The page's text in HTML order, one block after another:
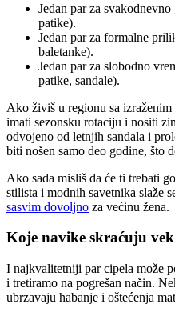
Jedan par za
patike).
Jedan par za formalne
baletanke).
Jedan par za slobodno
patike, sandale).
Ako živiš u regionu sa
imati sezonsku rotaciju i nositi
odvojeno od letnjih sandala i
biti nošen samo deo godine, što
Ako sada misliš da će ti trebati
stilista i modnih savetnika slaže
sasvim dovoljno za većinu žena.
Koje navike skraćuju
I najkvalitetniji par cipela može
i tretiramo na pogrešan način.
ubrzavaju habanje i oštećenja